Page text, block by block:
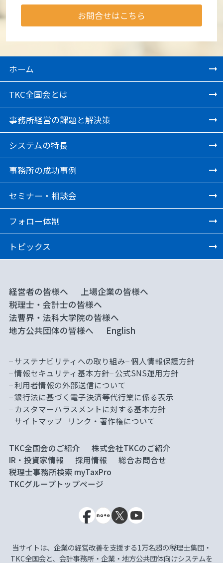
お問合せはこちら
ホーム
TKC全国会とは
事務所経営の課題と解決策
システムの特長
事務所の成功事例
セミナー・相談会
フォロー体制
トピックス
経営者の皆様へ
上場企業の皆様へ
税理士・会計士の皆様へ
法曹界・法科大学院の皆様へ
地方公共団体の皆様へ
English
サステナビリティへの取り組み 個人情報保護方針
情報セキュリティ基本方針 公式SNS運用方針
利用者情報の外部送信について
銀行法に基づく電子決済等代行業に係る表示
カスタマーハラスメントに対する基本方針
サイトマップ
リンク・著作権について
TKC全国会のご紹介
株式会社TKCのご紹介
IR・投資家情報
採用情報
総合お問合せ
税理士事務所検索 myTaxPro
TKCグループトップページ
当サイトは、企業の経営改善を支援する1万名超の税理士集団・
TKC全国会と、会計事務所・企業・地方公共団体向けシステムを